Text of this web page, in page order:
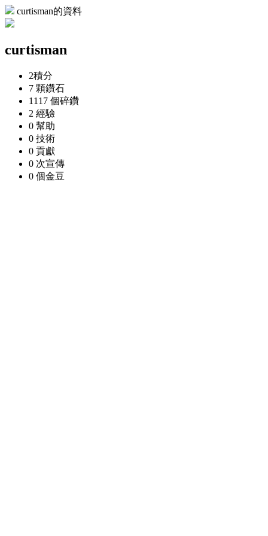
curtisman的資料
curtisman
2積分
7 顆鑽石
1117 個碎鑽
2 經驗
0 幫助
0 技術
0 貢獻
0 次宣傳
0 個金豆